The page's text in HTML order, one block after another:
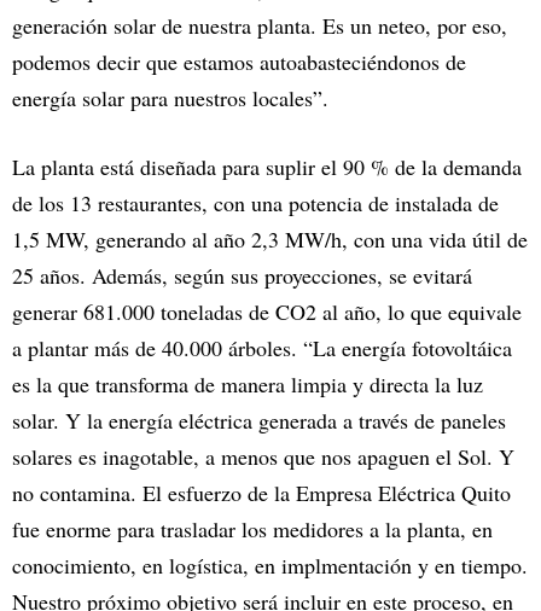
generación solar de nuestra planta. Es un neteo, por eso,
podemos decir que estamos autoabasteciéndonos de
energía solar para nuestros locales”.
La planta está diseñada para suplir el 90 % de la demanda
de los 13 restaurantes, con una potencia de instalada de
1,5 MW, generando al año 2,3 MW/h, con una vida útil de
25 años. Además, según sus proyecciones, se evitará
generar 681.000 toneladas de CO2 al año, lo que equivale
a plantar más de 40.000 árboles. “La energía fotovoltáica
es la que transforma de manera limpia y directa la luz
solar. Y la energía eléctrica generada a través de paneles
solares es inagotable, a menos que nos apaguen el Sol. Y
no contamina. El esfuerzo de la Empresa Eléctrica Quito
fue enorme para trasladar los medidores a la planta, en
conocimiento, en logística, en implmentación y en tiempo.
Nuestro próximo objetivo será incluir en este proceso, en